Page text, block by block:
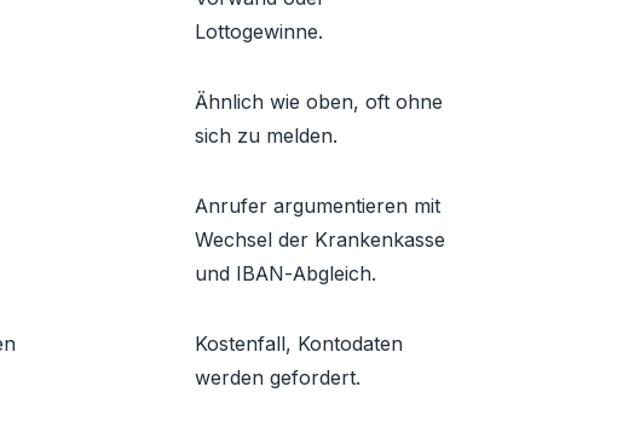
Lottogewinne.
Ähnlich wie oben, oft ohne
sich zu melden.
Anrufer argumentieren mit
Wechsel der Krankenkasse
und IBAN-Abgleich.
Kostenfall, Kontodaten
werden gefordert.